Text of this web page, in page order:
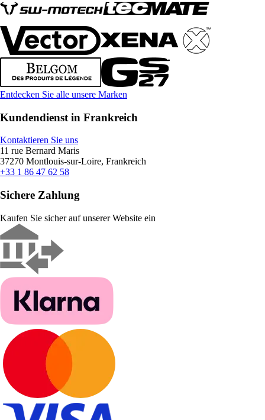
Entdecken Sie alle unsere Marken
Kundendienst in Frankreich
Kontaktieren Sie uns
11 rue Bernard Maris
37270 Montlouis-sur-Loire, Frankreich
+33 1 86 47 62 58
Sichere Zahlung
Kaufen Sie sicher auf unserer Website ein